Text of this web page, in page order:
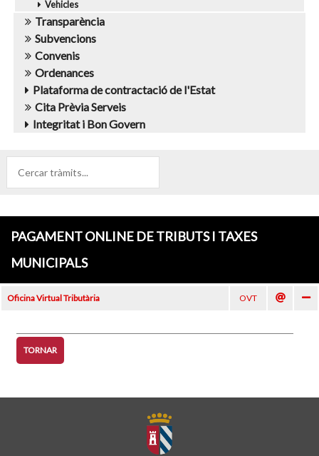
Vehicles
Transparència
Subvencions
Convenis
Ordenances
Plataforma de contractació de l'Estat
Cita Prèvia Serveis
Integritat i Bon Govern
PAGAMENT ONLINE DE TRIBUTS I TAXES
MUNICIPALS
Oficina Virtual Tributària OVT
TORNAR